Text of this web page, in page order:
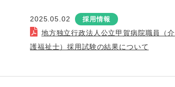
2025.05.02 採用情報
地方独立行政法人公立甲賀病院職員（介
護福祉士）採用試験の結果について